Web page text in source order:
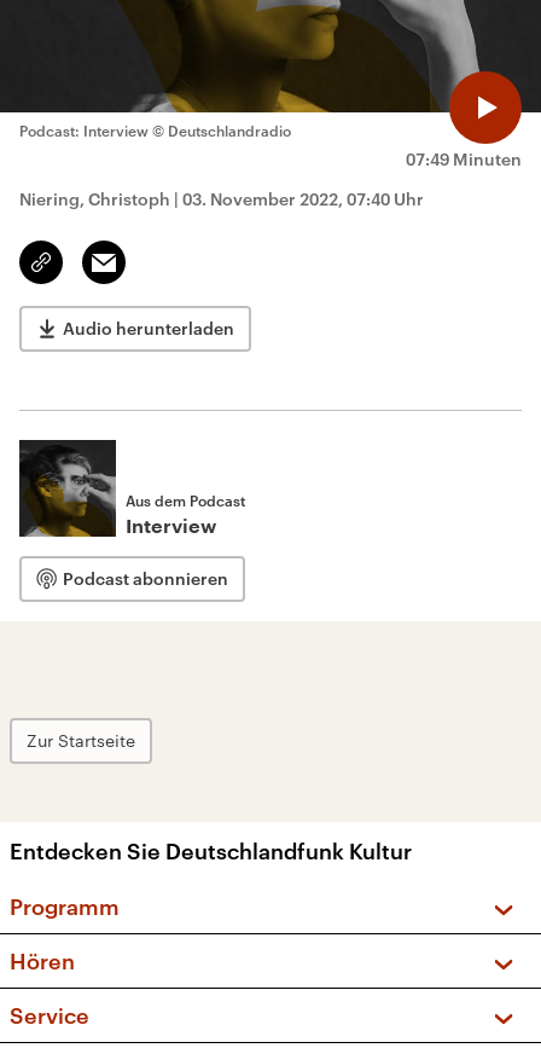
07:49 Minuten
Podcast: Interview © Deutschlandradio
Niering, Christoph | 03. November 2022, 07:40 Uhr
Link
kopieren/teilen
Email
Audio herunterladen
Aus dem Podcast
Interview
Podcast abonnieren
Zur Startseite
Entdecken Sie Deutschlandfunk Kultur
Programm
Sendungen und Podcasts
Musikliste
Hören
Service